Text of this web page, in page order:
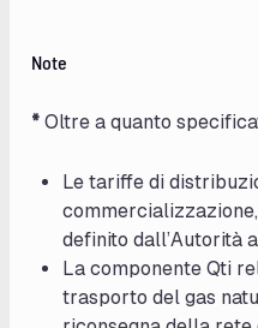
Note
*Oltre a quanto
Le tariffe di
definito dall’Autorità
La componente Qti
trasporto del gas